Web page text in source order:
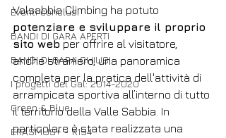
Eventi conclusi
BANDI DI GARA APERTI
BANDI DI GARA CHIUSI
I progetti del Gal: 2014-2020
Green & Blue
ERASMUS+ - K154
Valsabbia Climbing ha potuto
potenziare e sviluppare il proprio
sito web per offrire al visitatore,
anche straniero, una panoramica
completa per la pratica dell'attività di
arrampicata sportiva all’interno di tutto
il territorio della Valle Sabbia. In
particolare è stata realizzata una